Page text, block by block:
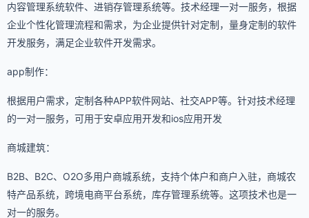
内容管理系统软件、进销存管理系统等。技术经理一对一服务，根据
企业个性化管理流程和需求，为企业提供针对定制，量身定制的软件
开发服务，满足企业软件开发需求。
app制作：
根据用户需求，定制各种APP软件网站、社交APP等。针对技术经理
的一对一服务，可用于安卓应用开发和ios应用开发
商城建筑：
B2B、B2C、O2O多用户商城系统，支持个体户和商户入驻，商城农
特产品系统，跨境电商平台系统，库存管理系统等。这项技术也是一
对一的服务。